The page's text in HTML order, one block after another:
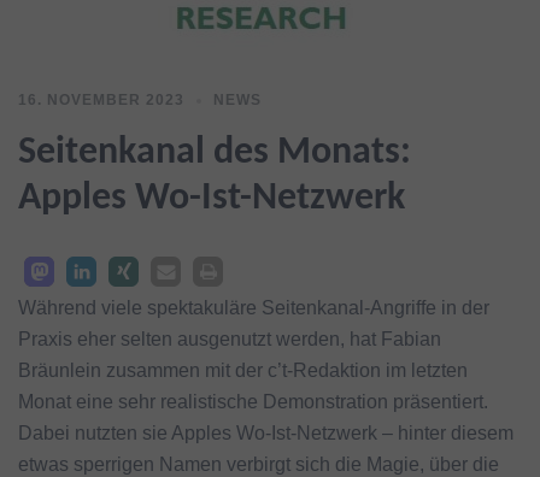
16. NOVEMBER 2023 NEWS
Seitenkanal des Monats:
Apples Wo-Ist-Netzwerk
Während viele spektakuläre Seitenkanal-Angriffe in der
Praxis eher selten ausgenutzt werden, hat Fabian
Bräunlein zusammen mit der c’t-Redaktion im letzten
Monat eine sehr realistische Demonstration präsentiert.
Dabei nutzten sie Apples Wo-Ist-Netzwerk – hinter diesem
etwas sperrigen Namen verbirgt sich die Magie, über die